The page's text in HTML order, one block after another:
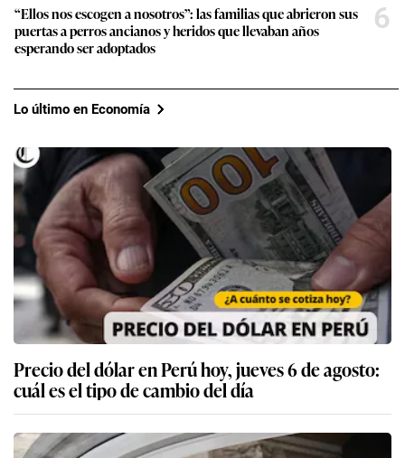
“Ellos nos escogen a nosotros”: las familias que abrieron sus
puertas a perros ancianos y heridos que llevaban años
esperando ser adoptados
6
Lo último en Economía
Precio del dólar en Perú hoy, jueves 6 de agosto:
cuál es el tipo de cambio del día